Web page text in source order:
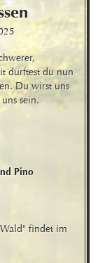
durftest du nun
Du wirst uns
sein.
Pino
findet im